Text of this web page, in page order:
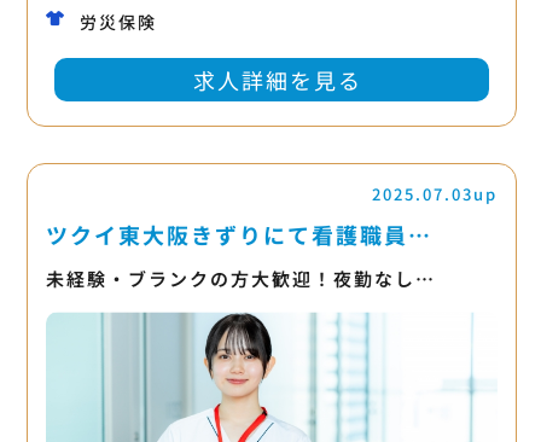
労災保険
求人詳細を見る
2025.07.03up
ツクイ東大阪きずりにて看護職員…
未経験・ブランクの方大歓迎！夜勤なし…